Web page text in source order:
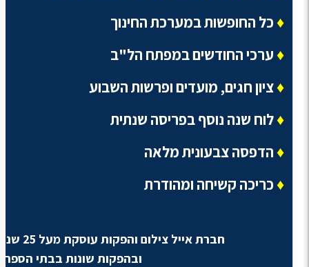
♦כל החופשות במערכת החינוך
♦ערכי החודשים במפתח הל"ב
♦ציון חגים, מועדים ופרשות השבוע
♦לוח שנה נוסף בפריסה שנתית
♦הדפסה צבעונית מלאה
♦כריכה קשיחה ומהודרת
חברת אייל צילום והפקות עוסקת מעל 25 שנה בצילום מחזורים
ובהפקות שונות בבתי הספר.